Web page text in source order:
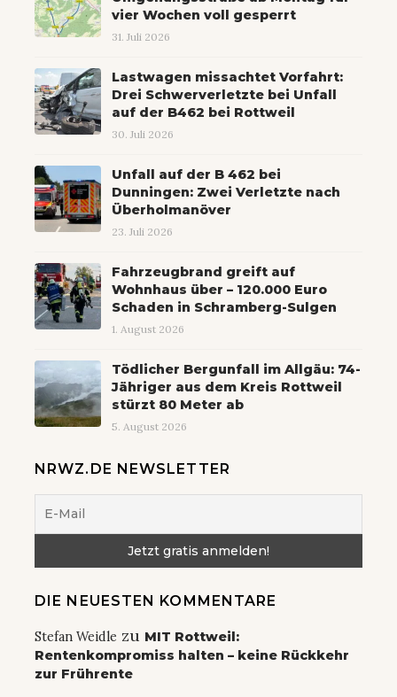
vier Wochen voll gesperrt
31. Juli 2026
Lastwagen missachtet Vorfahrt:
Drei Schwerverletzte bei Unfall
auf der B462 bei Rottweil
30. Juli 2026
Unfall auf der B 462 bei
Dunningen: Zwei Verletzte nach
Überholmanöver
23. Juli 2026
Fahrzeugbrand greift auf
Wohnhaus über – 120.000 Euro
Schaden in Schramberg-Sulgen
1. August 2026
Tödlicher Bergunfall im Allgäu: 74-
Jähriger aus dem Kreis Rottweil
stürzt 80 Meter ab
5. August 2026
NRWZ.DE NEWSLETTER
DIE NEUESTEN KOMMENTARE
Stefan Weidle zu MIT Rottweil:
Rentenkompromiss halten – keine Rückkehr
zur Frührente